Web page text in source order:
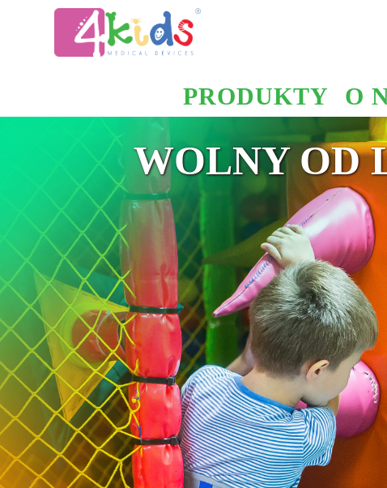
PRODUKTY O
WOLNY OD